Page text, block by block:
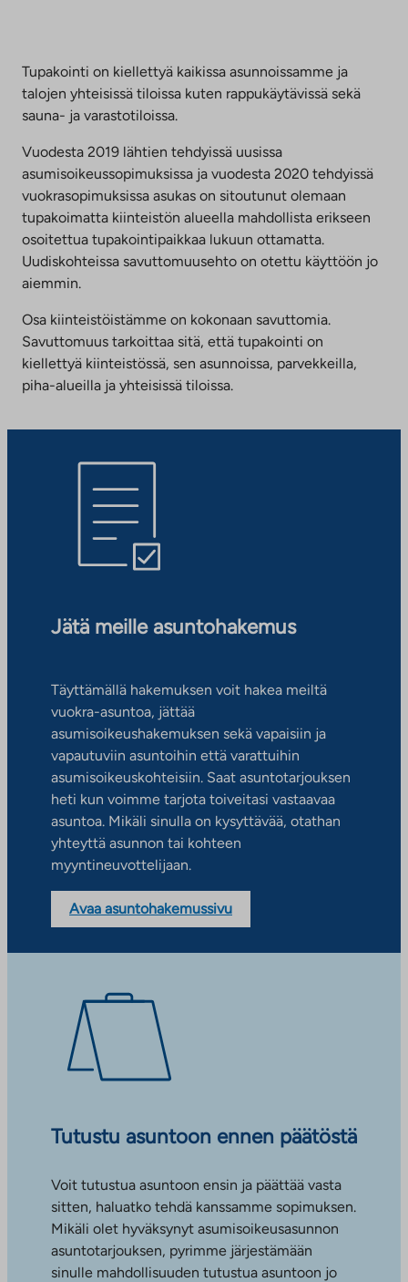
Tupakointi on kiellettyä kaikissa asunnoissamme ja
talojen yhteisissä tiloissa kuten rappukäytävissä sekä
sauna- ja varastotiloissa.
Vuodesta 2019 lähtien tehdyissä uusissa
asumisoikeussopimuksissa ja vuodesta 2020 tehdyissä
vuokrasopimuksissa asukas on sitoutunut olemaan
tupakoimatta kiinteistön alueella mahdollista erikseen
osoitettua tupakointipaikkaa lukuun ottamatta.
Uudiskohteissa savuttomuusehto on otettu käyttöön jo
aiemmin.
Osa kiinteistöistämme on kokonaan savuttomia.
Savuttomuus tarkoittaa sitä, että tupakointi on
kiellettyä kiinteistössä, sen asunnoissa, parvekkeilla,
piha-alueilla ja yhteisissä tiloissa.
Jätä meille asuntohakemus
Täyttämällä hakemuksen voit hakea meiltä
vuokra-asuntoa, jättää
asumisoikeushakemuksen sekä vapaisiin ja
vapautuviin asuntoihin että varattuihin
asumisoikeuskohteisiin. Saat asuntotarjouksen
heti kun voimme tarjota toiveitasi vastaavaa
asuntoa. Mikäli sinulla on kysyttävää, otathan
yhteyttä asunnon tai kohteen
myyntineuvottelijaan.
Avaa asuntohakemussivu
Tutustu asuntoon ennen päätöstä
Voit tutustua asuntoon ensin ja päättää vasta
sitten, haluatko tehdä kanssamme sopimuksen.
Mikäli olet hyväksynyt asumisoikeusasunnon
asuntotarjouksen, pyrimme järjestämään
sinulle mahdollisuuden tutustua asuntoon jo